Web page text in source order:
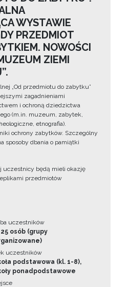
WYSTAWIE
PRZEDMIOT
NOWOŚCI
ZIEMI
„Od przedmiotu do zabytku”
zagadnieniami
i ochroną dziedzictwa
(m.in. muzeum, zabytek,
etnografia).
ochrony zabytków. Szczególny
sposoby dbania o pamiątki
uczestnicy będą mieli okazję
przedmiotów
uczestników
osób (grupy
uczestników
podstawowa (kl. 1-8),
ponadpodstawowe